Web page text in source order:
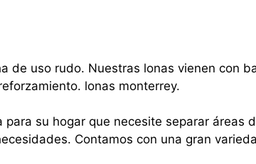
de uso rudo. Nuestras lonas vienen con
lonas monterrey.
para su hogar que necesite separar
Contamos con una gran